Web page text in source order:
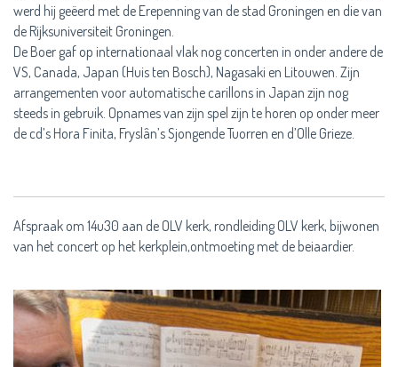
werd hij geëerd met de Erepenning van de stad Groningen en die van
de Rijksuniversiteit Groningen.
De Boer gaf op internationaal vlak nog concerten in onder andere de
VS, Canada, Japan (Huis ten Bosch), Nagasaki en Litouwen. Zijn
arrangementen voor automatische carillons in Japan zijn nog
steeds in gebruik. Opnames van zijn spel zijn te horen op onder meer
de cd’s Hora Finita, Fryslân’s Sjongende Tuorren en d’Olle Grieze.
Afspraak om 14u30 aan de OLV kerk, rondleiding OLV kerk, bijwonen
van het concert op het kerkplein,ontmoeting met de beiaardier.